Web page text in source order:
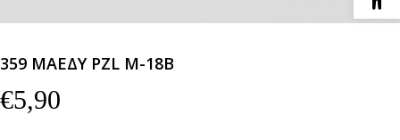
359 ΜΑΕΔΥ PZL M-18B
€5,90